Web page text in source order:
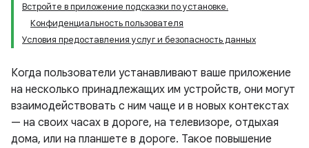
Встройте в приложение подсказки по установке.
Конфиденциальность пользователя
Условия предоставления услуг и безопасность данных
Когда пользователи устанавливают ваше приложение
на несколько принадлежащих им устройств, они могут
взаимодействовать с ним чаще и в новых контекстах
— на своих часах в дороге, на телевизоре, отдыхая
дома, или на планшете в дороге. Такое повышение